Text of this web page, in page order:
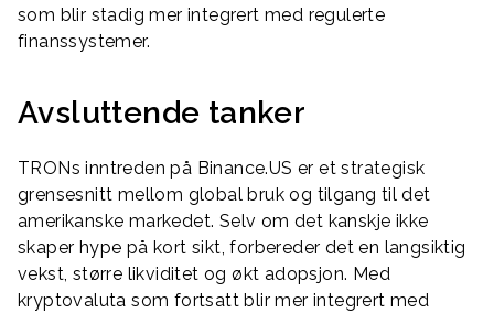
som blir stadig mer integrert med regulerte
finanssystemer.
Avsluttende tanker
TRONs inntreden på Binance.US er et strategisk
grensesnitt mellom global bruk og tilgang til det
amerikanske markedet. Selv om det kanskje ikke
skaper hype på kort sikt, forbereder det en langsiktig
vekst, større likviditet og økt adopsjon. Med
kryptovaluta som fortsatt blir mer integrert med